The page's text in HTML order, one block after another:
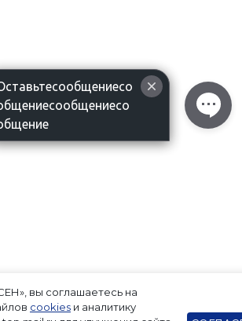
вы соглашаетесь на
cookies и аналитику